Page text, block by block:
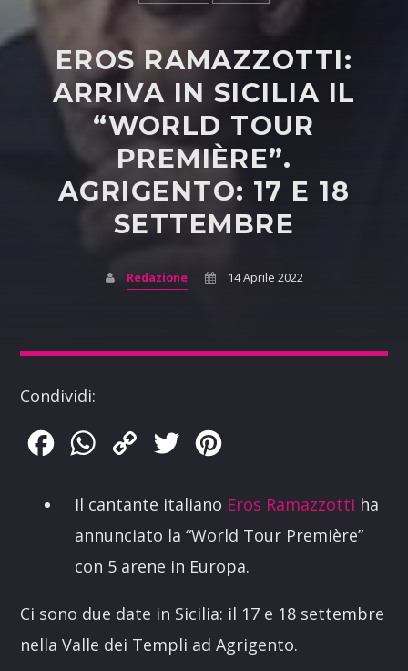
EROS RAMAZZOTTI:
ARRIVA IN SICILIA IL
“WORLD TOUR
PREMIÈRE”.
AGRIGENTO: 17 E 18
SETTEMBRE
Redazione 14 Aprile 2022
Condividi:
FacebookWhatsApp
Copy
Twitter
Il cantante italiano Eros Ramazzotti ha
annunciato la “World Tour Première”
con 5 arene in Europa.
Ci sono due date in Sicilia: il 17 e 18 settembre
nella Valle dei Templi ad Agrigento.